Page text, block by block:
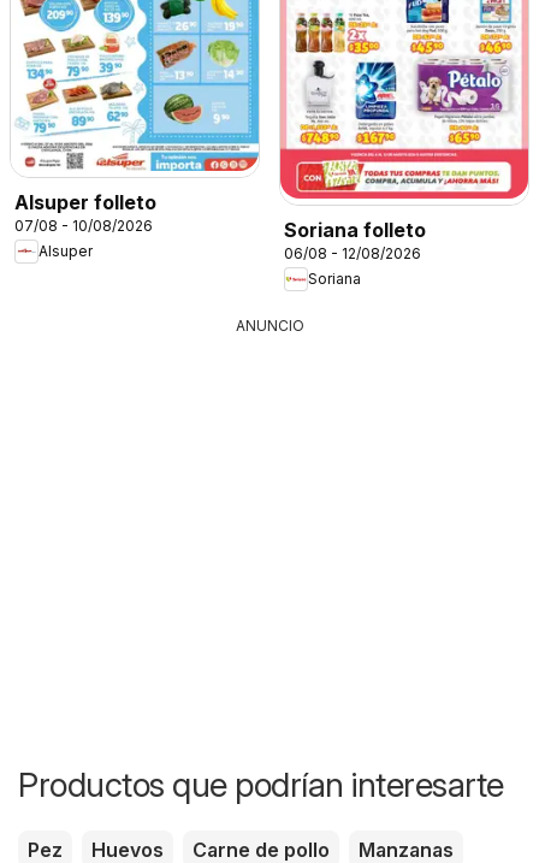
Alsuper folleto
07/08 - 10/08/2026
Alsuper
Soriana folleto
06/08 - 12/08/2026
Soriana
ANUNCIO
Productos que podrían interesarte
Pez Huevos Carne de pollo
Manzanas